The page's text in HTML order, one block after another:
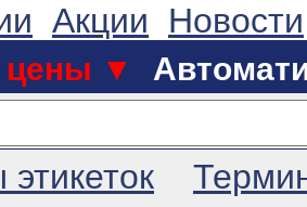
Акции Новости
цены ▼